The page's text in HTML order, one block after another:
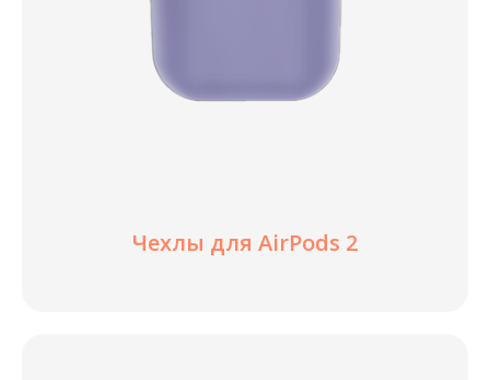
Чехлы для AirPods 2